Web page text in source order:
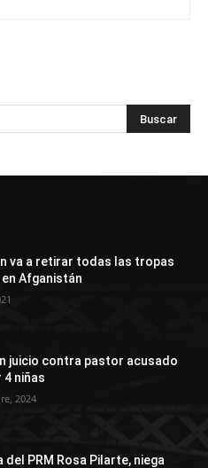
va a retirar todas las tropas
en Afganistán
juicio contra pastor acusado
4 niñas
2024
del PRM Rosa Pilarte, niega